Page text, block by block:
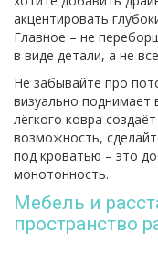
акцентировать
Главное – не
в виде детали, а не
Не забывайте про
визуально поднимает
лёгкого ковра
возможность,
под кроватью – это
монотонность.
Мебель и
пространство